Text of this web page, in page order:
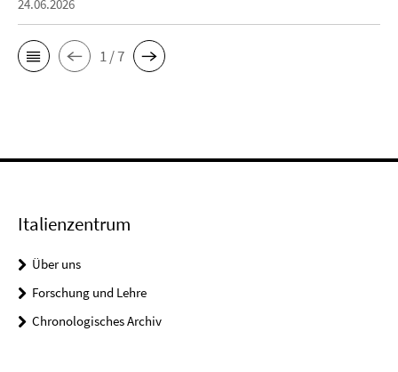
24.06.2026
1 / 7
Italienzentrum
Über uns
Forschung und Lehre
Chronologisches Archiv